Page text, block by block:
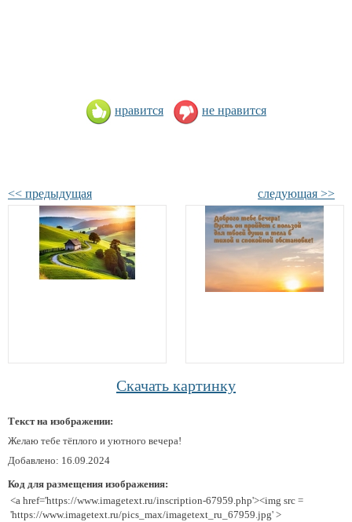
нравится не нравится
<< предыдущая следующая >>
Скачать картинку
Текст на изображении:
Желаю тебе тёплого и уютного вечера!
Добавлено: 16.09.2024
Код для размещения изображения:
<a href='https://www.imagetext.ru/inscription-67959.php'><img src =
'https://www.imagetext.ru/pics_max/imagetext_ru_67959.jpg' >